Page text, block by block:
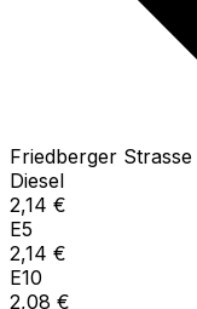
Friedberger Strasse
Diesel
2,14 €
E5
2,14 €
E10
2,08 €